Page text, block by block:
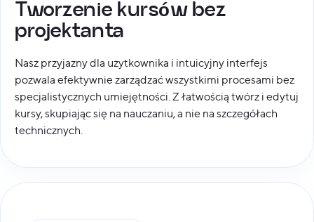
Tworzenie kursów bez
projektanta
Nasz przyjazny dla użytkownika i intuicyjny interfejs
pozwala efektywnie zarządzać wszystkimi procesami bez
specjalistycznych umiejętności. Z łatwością twórz i edytuj
kursy, skupiając się na nauczaniu, a nie na szczegółach
technicznych.